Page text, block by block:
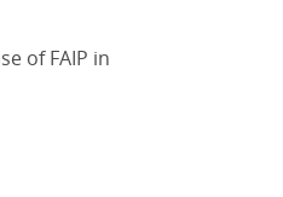
of FAIP in